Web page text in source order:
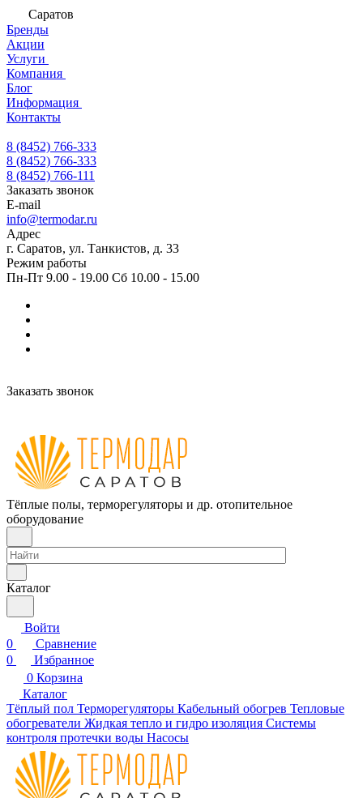
Саратов
Бренды
Акции
Услуги
Компания
Блог
Информация
Контакты
8 (8452) 766-333
8 (8452) 766-333
8 (8452) 766-111
Заказать звонок
E-mail
info@termodar.ru
Адрес
г. Саратов, ул. Танкистов, д. 33
Режим работы
Пн-Пт 9.00 - 19.00 Сб 10.00 - 15.00
Заказать звонок
Тёплые полы, терморегуляторы и др. отопительное
оборудование
Каталог
Войти
0
Сравнение
0
Избранное
0 Корзина
Каталог
Тёплый пол Терморегуляторы Кабельный обогрев Тепловые
обогреватели Жидкая тепло и гидро изоляция Системы
контроля протечки воды Насосы